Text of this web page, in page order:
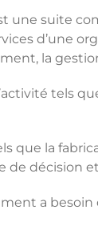
une suite
d’une
la
tels
que la
de décision
a